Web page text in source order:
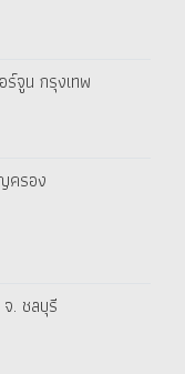
จูน กรุงเทพ
ครอง
. ชลบุรี